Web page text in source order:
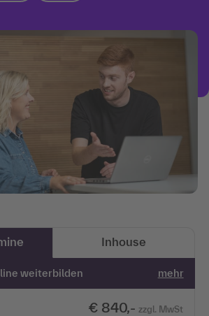
Inhouse
weiterbilden mehr
€ 840,- zzgl. MwSt